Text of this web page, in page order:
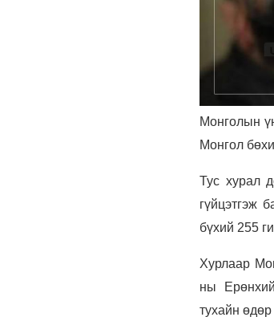
Монголын
Монгол
Тус хурал
гүйцэтгэж
бүхий 255
Хурлаар
ны
тухайн